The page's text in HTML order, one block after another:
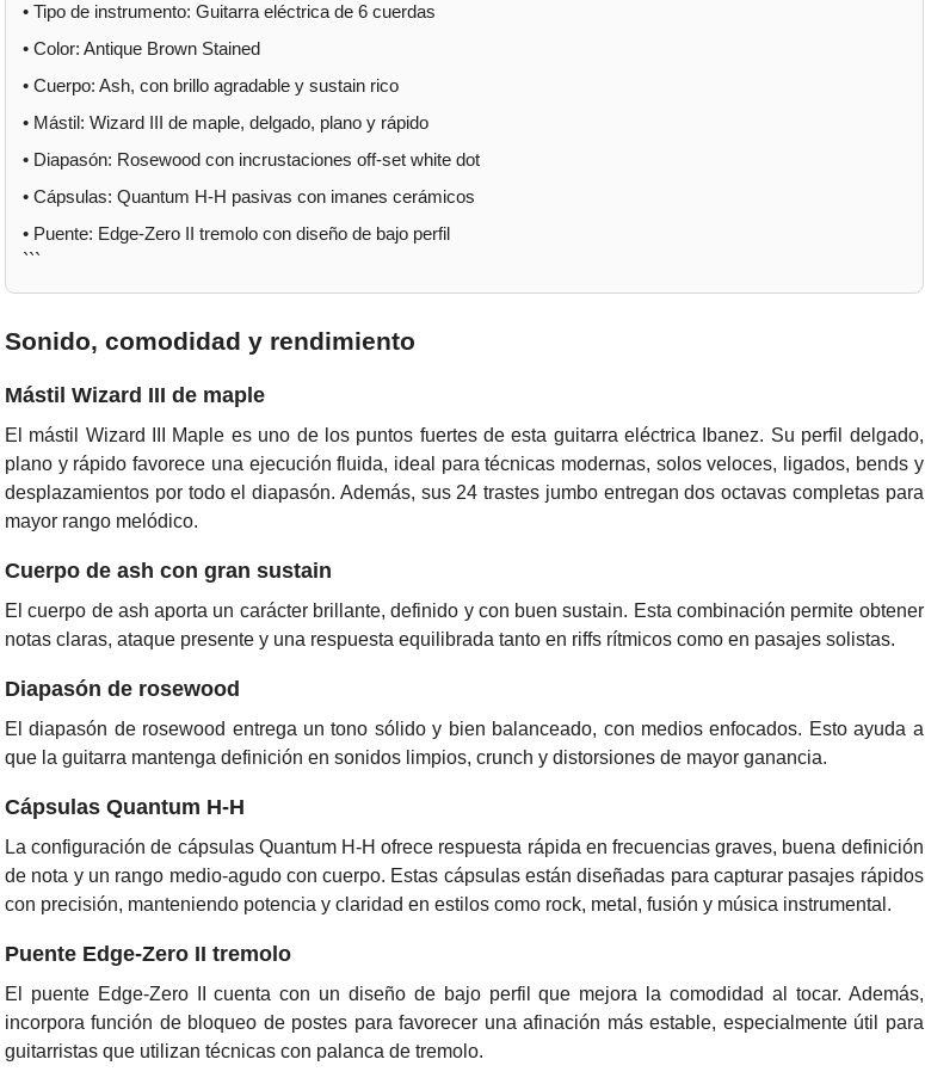
• Tipo de instrumento: Guitarra eléctrica de 6 cuerdas
• Color: Antique Brown Stained
• Cuerpo: Ash, con brillo agradable y sustain rico
• Mástil: Wizard III de maple, delgado, plano y rápido
• Diapasón: Rosewood con incrustaciones off-set white dot
• Cápsulas: Quantum H-H pasivas con imanes cerámicos
• Puente: Edge-Zero II tremolo con diseño de bajo perfil
```
Sonido, comodidad y rendimiento
Mástil Wizard III de maple
El mástil Wizard III Maple es uno de los puntos fuertes de esta guitarra eléctrica Ibanez. Su perfil delgado,
plano y rápido favorece una ejecución fluida, ideal para técnicas modernas, solos veloces, ligados, bends y
desplazamientos por todo el diapasón. Además, sus 24 trastes jumboentregan dos octavas completas para
mayor rango melódico.
Cuerpo de ash con gran sustain
El cuerpo de ash aporta un carácter brillante, definido y con buen sustain. Esta combinación permite obtener
notas claras, ataque presente y una respuesta equilibrada tanto en riffs rítmicos como en pasajes solistas.
Diapasón de rosewood
El diapasón de rosewood entrega un tono sólido y bien balanceado, con medios enfocados. Esto ayuda a
que la guitarra mantenga definición en sonidos limpios, crunch y distorsiones de mayor ganancia.
Cápsulas Quantum H-H
La configuración de cápsulas Quantum H-H ofrece respuesta rápida en frecuencias graves, buena definición
de nota y un rango medio-agudo con cuerpo. Estas cápsulas están diseñadas para capturar pasajes rápidos
con precisión, manteniendo potencia y claridad en estilos como rock, metal, fusión y música instrumental.
Puente Edge-Zero II tremolo
El puente Edge-Zero II
cuenta con un diseño de bajo perfil que mejora la comodidad al tocar. Además,
incorpora función de bloqueo de postes para favorecer una afinación más estable, especialmente útil para
guitarristas que utilizan técnicas con palanca de tremolo.